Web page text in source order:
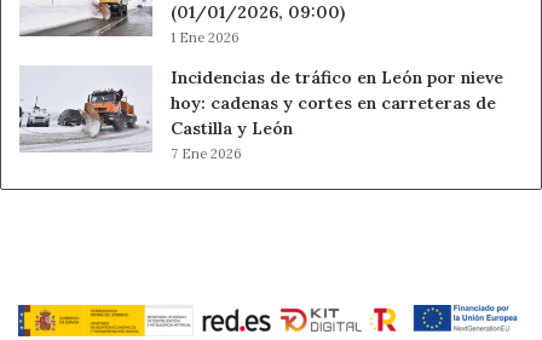
(01/01/2026, 09:00)
1 Ene 2026
Incidencias de tráfico en León por nieve
hoy: cadenas y cortes en carreteras de
Castilla y León
7 Ene 2026